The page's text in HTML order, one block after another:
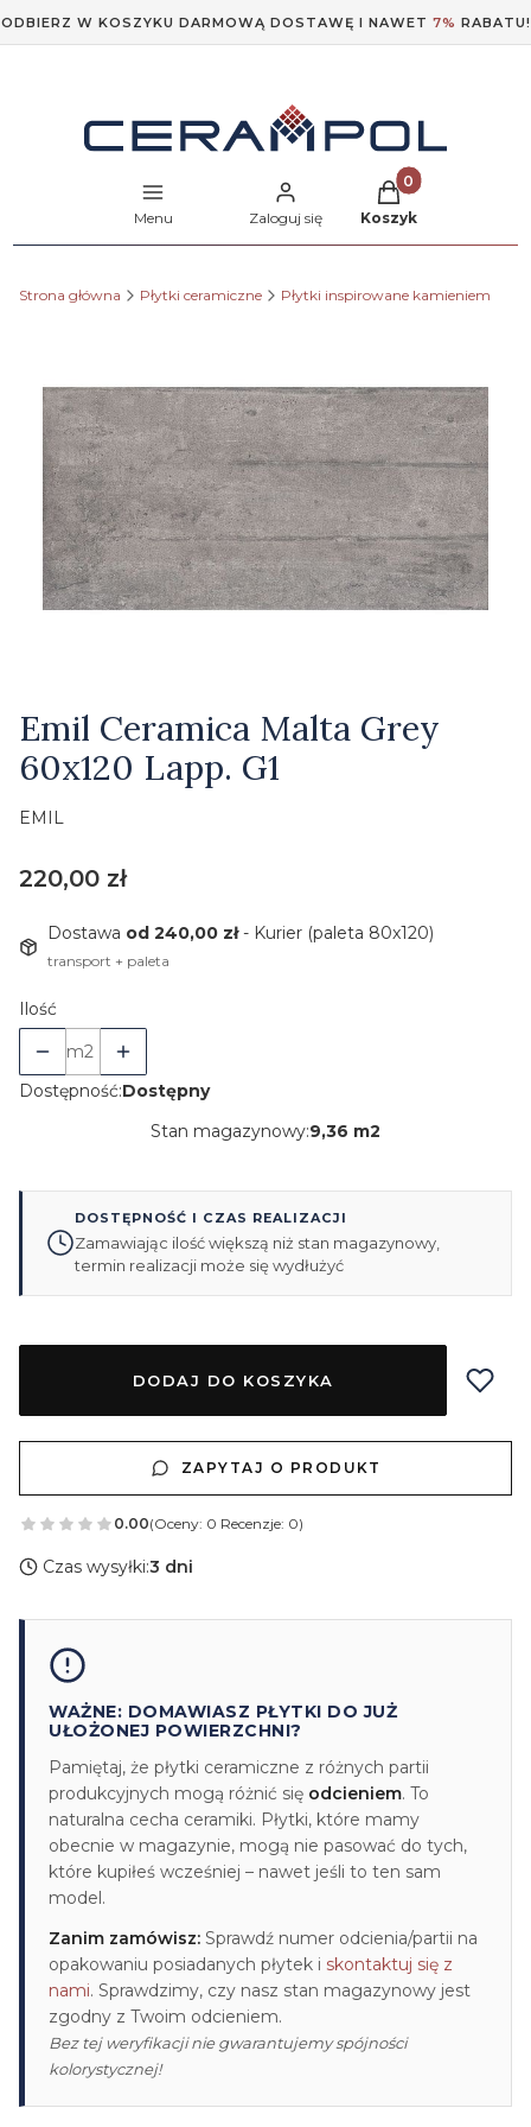
ODBIERZ W KOSZYKU DARMOWĄ DOSTAWĘ I NAWET 7% RABATU!
Menu Zaloguj się
Produkty w
Koszyk
Strona główna Płytki ceramiczne Płytki inspirowane kamieniem
Emil Ceramica Malta Grey
60x120 Lapp. G1
EMIL
Cena
220,00 zł
Dostawa od 240,00 zł- Kurier (paleta 80x120)
transport + paleta
Ilość
m2
Dostępność:Dostępny
Stan magazynowy:9,36 m2
DOSTĘPNOŚĆ I CZAS REALIZACJI
Zamawiając ilość większą niż stan magazynowy,
termin realizacji może się wydłużyć
DODAJ DO KOSZYKA
ZAPYTAJ O PRODUKT
0.00(Oceny: 0 Recenzje: 0)
Czas wysyłki:3 dni
WAŻNE: DOMAWIASZ PŁYTKI DO JUŻ
UŁOŻONEJ POWIERZCHNI?
Pamiętaj, że płytki ceramiczne z różnych partii
produkcyjnych mogą różnić się odcieniem. To
naturalna cecha ceramiki. Płytki, które mamy
obecnie w magazynie, mogą nie pasować do tych,
które kupiłeś wcześniej – nawet jeśli to ten sam
model.
Zanim zamówisz: Sprawdź numer odcienia/partii na
opakowaniu posiadanych płytek i skontaktuj się z
nami. Sprawdzimy, czy nasz stan magazynowy jest
zgodny z Twoim odcieniem.
Bez tej weryfikacji nie gwarantujemy spójności
kolorystycznej!